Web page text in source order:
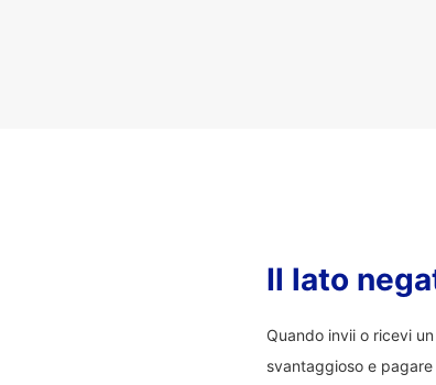
Il lato
Quando invii o ricevi
svantaggioso e